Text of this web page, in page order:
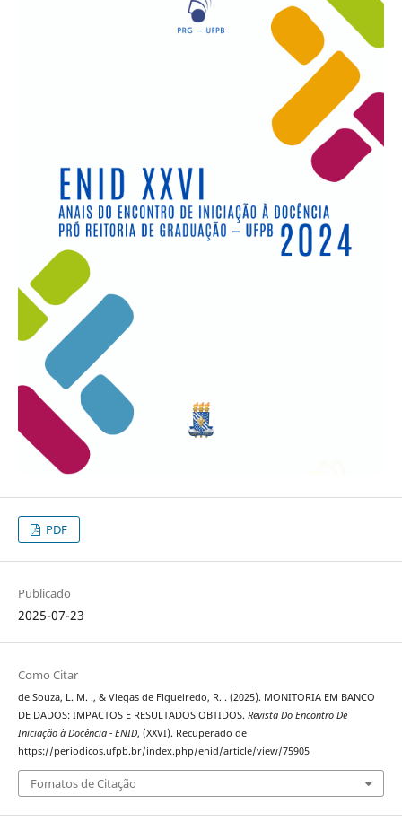
PDF
Publicado
2025-07-23
Como Citar
de Souza, L. M. ., & Viegas de Figueiredo, R. . (2025). MONITORIA EM BANCO
DE DADOS: IMPACTOS E RESULTADOS OBTIDOS. Revista Do Encontro De
Iniciação à Docência - ENID, (XXVI). Recuperado de
https://periodicos.ufpb.br/index.php/enid/article/view/75905
Fomatos de Citação